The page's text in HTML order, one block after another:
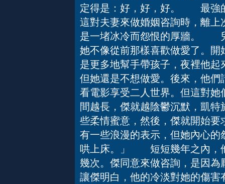
定得是：好，好，好。 最強
這對夫妻來做婚姻咨詢時，離
是一堵冰冷而怨恨的厚牆。
她不像從前那樣喜歡做愛了。
是更多地幫手帶孩子，夜裡他
但她還是不想做愛。後來，他
看電影享受二人世界。但這對
間越長，傑就越陰鬱沉默，凱
些柔情蜜意，然後，傑就開始
有一些浪漫的表示，但她內心
哄上床。」 短短幾年之內，
幾次。傑同意來做咨詢，是因
讓傑明白，他的冷淡對她的傷